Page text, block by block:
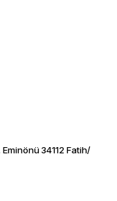
34112 Fatih/